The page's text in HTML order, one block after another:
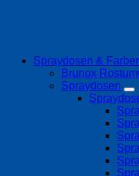
Spraydosen &
Brunox
Spraydosen